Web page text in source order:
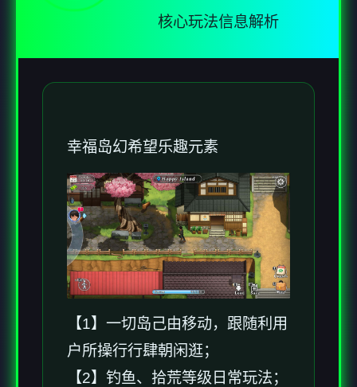
核心玩法信息解析
幸福岛幻希望乐趣元素
【1】一切岛己由移动，跟随利用
户所操行行肆朝闲逛；
【2】钓鱼、拾荒等级日常玩法；